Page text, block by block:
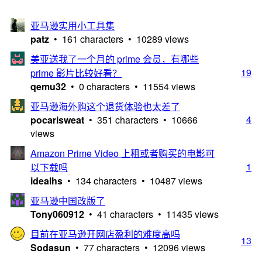
亚马逊实用小工具集
patz • 161 characters • 10289 views
美亚送我了一个月的 prime 会员，有哪些
prime 影片比较好看？
qemu32 • 0 characters • 11554 views
19
亚马逊海外购这个退货体验也太差了
pocarisweat • 351 characters • 10666
views
4
Amazon Prime Video 上租或者购买的电影可
以下载吗
idealhs • 134 characters • 10487 views
1
亚马逊中国改版了
Tony060912 • 41 characters • 11435 views
目前在亚马逊开网店盈利的难度高吗
Sodasun • 77 characters • 12096 views
13